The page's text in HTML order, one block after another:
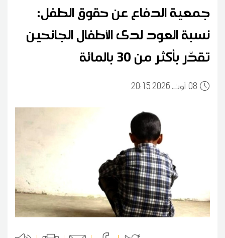
جمعية الدفاع عن حقوق الطفل:
نسبة العود لدى الأطفال الجانحين
تقدّر بأكثر من 30 بالمائة
0820:15 2026 أوت